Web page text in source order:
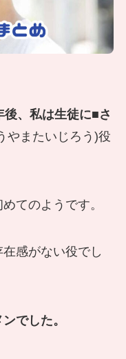
後、私は生徒に■さ
やまたいじろう)役
てのようです。
感がない役でし
でした。